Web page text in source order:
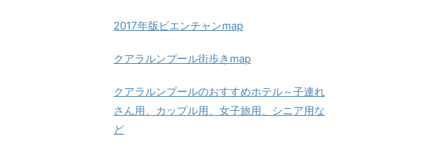
2017年版ビエンチャンmap
クアラルンプール街歩きmap
クアラルンプールのおすすめホテル～子連れ
さん用、カップル用、女子旅用、シニア用な
ど